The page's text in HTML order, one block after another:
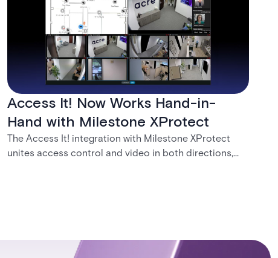
Access It! Now Works Hand-in-
Hand with Milestone XProtect
The Access It! integration with Milestone XProtect
unites access control and video in both directions,